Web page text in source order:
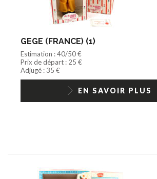
GEGE (FRANCE) (1)
Estimation : 40/50 €
Prix de départ : 25 €
Adjugé : 35 €
EN SAVOIR PLUS